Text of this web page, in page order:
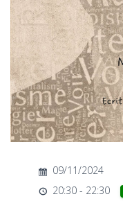
09/11/2024
20:30 - 22:30